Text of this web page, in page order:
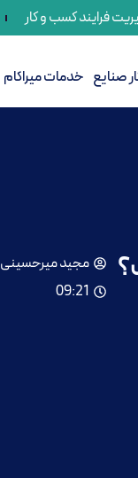
فرایند کسب و کار
صنایع خدمات میراکام
مجید میرحسینی
09:21